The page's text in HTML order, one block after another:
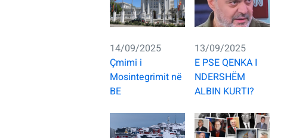
14/09/2025
Çmimi i
Mosintegrimit në
BE
13/09/2025
E PSE QENKA I
NDERSHËM
ALBIN KURTI?